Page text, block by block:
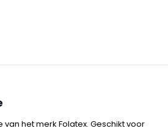
het merk Folatex. Geschikt voor